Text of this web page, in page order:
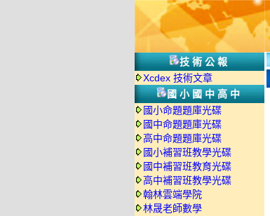
技術公報
Xcdex 技術文章
國小國中高中
國小命題題庫光碟
國中命題題庫光碟
高中命題題庫光碟
國小補習班教學光碟
國中補習班教育光碟
高中補習班教學光碟
翰林雲端學院
林晟老師數學